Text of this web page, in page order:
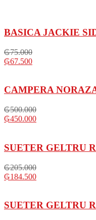
BASICA JACKIE
₲75.000
₲67.500
CAMPERA
₲500.000
₲450.000
SUETER GELTRU
₲205.000
₲184.500
SUETER GELTRU